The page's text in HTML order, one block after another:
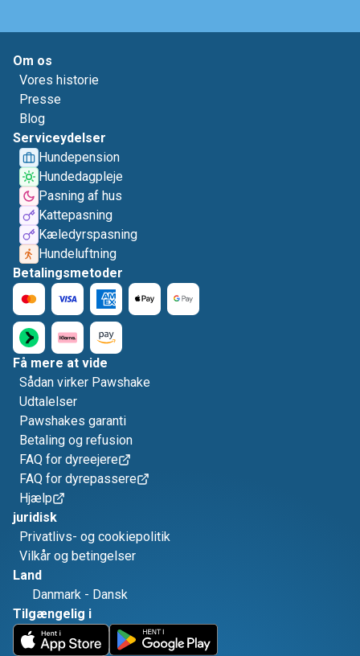
Om os
Vores historie
Presse
Blog
Serviceydelser
Hundepension
Hundedagpleje
Pasning af hus
Kattepasning
Kæledyrspasning
Hundeluftning
Betalingsmetoder
Få mere at vide
Sådan virker Pawshake
Udtalelser
Pawshakes garanti
Betaling og refusion
FAQ for dyreejere
FAQ for dyrepassere
Hjælp
juridisk
Privatlivs- og cookiepolitik
Vilkår og betingelser
Land
Danmark - Dansk
Tilgængelig i